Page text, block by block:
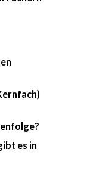
es in